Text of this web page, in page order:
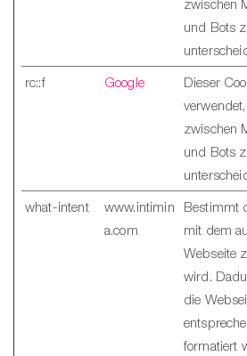
zwischen
und Bots
rc::f
Google
Dieser
zwischen
und Bots
what-intent
www.intimin
a.com
Bestimmt
mit dem
Webseite
wird.
die
formatiert